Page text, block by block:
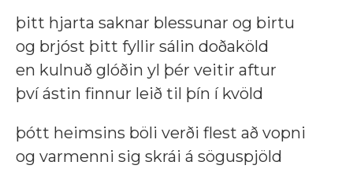
þitt hjarta saknar blessunar og birtu
og brjóst þitt fyllir sálin doðaköld
en kulnuð glóðin yl þér veitir aftur
því ástin finnur leið til þín í kvöld
þótt heimsins böli verði flest að vopni
og varmenni sig skrái á söguspjöld